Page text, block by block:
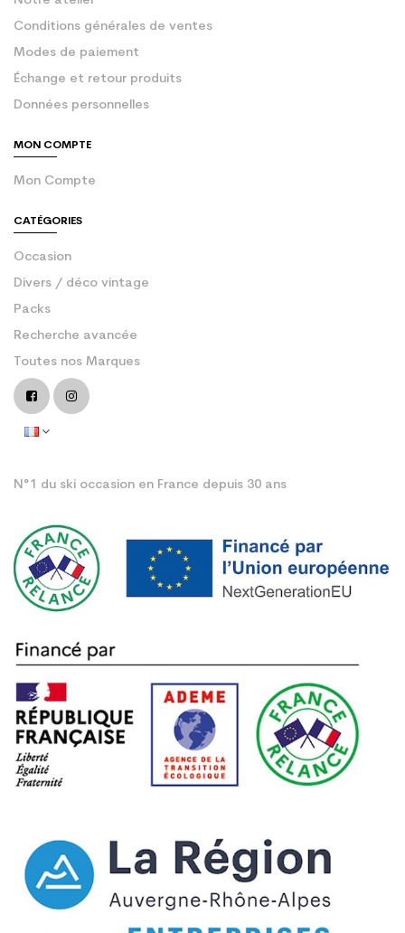
Conditions générales de ventes
Modes de paiement
Échange et retour produits
Données personnelles
MON COMPTE
Mon Compte
CATÉGORIES
Occasion
Divers / déco vintage
Packs
Recherche avancée
Toutes nos Marques
N°1 du ski occasion en France depuis 30 ans